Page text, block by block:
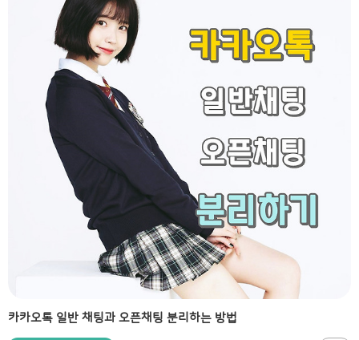
카카오톡 일반 채팅과 오픈채팅 분리하는 방법